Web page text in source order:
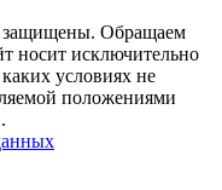
защищены. Обращаем
носит исключительно
условиях не
положениями